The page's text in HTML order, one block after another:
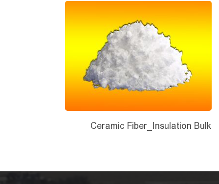
Ceramic Fiber_Insulation Bulk